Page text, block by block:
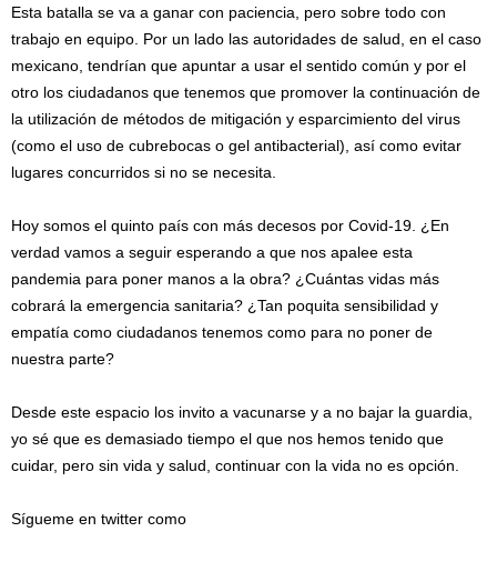
Esta batalla se va a ganar con paciencia, pero sobre todo con
trabajo en equipo. Por un lado las autoridades de salud, en el caso
mexicano, tendrían que apuntar a usar el sentido común y por el
otro los ciudadanos que tenemos que promover la continuación de
la utilización de métodos de mitigación y esparcimiento del virus
(como el uso de cubrebocas o gel antibacterial), así como evitar
lugares concurridos si no se necesita.
Hoy somos el quinto país con más decesos por Covid-19. ¿En
verdad vamos a seguir esperando a que nos apalee esta
pandemia para poner manos a la obra? ¿Cuántas vidas más
cobrará la emergencia sanitaria? ¿Tan poquita sensibilidad y
empatía como ciudadanos tenemos como para no poner de
nuestra parte?
Desde este espacio los invito a vacunarse y a no bajar la guardia,
yo sé que es demasiado tiempo el que nos hemos tenido que
cuidar, pero sin vida y salud, continuar con la vida no es opción.
Sígueme en twitter como